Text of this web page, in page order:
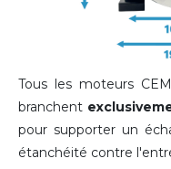
Tous les moteurs
branchent
pour supporter un
étanchéité contre